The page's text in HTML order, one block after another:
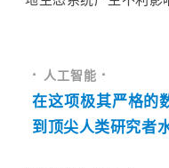
· 人工智能 ·
在这项极其严格的
到顶尖人类研究者